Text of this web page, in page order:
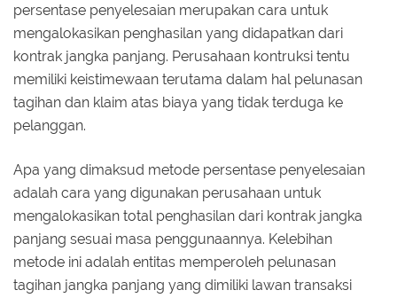
persentase penyelesaian merupakan cara untuk
mengalokasikan penghasilan yang didapatkan dari
kontrak jangka panjang. Perusahaan kontruksi tentu
memiliki keistimewaan terutama dalam hal pelunasan
tagihan dan klaim atas biaya yang tidak terduga ke
pelanggan.
Apa yang dimaksud metode persentase penyelesaian
adalah cara yang digunakan perusahaan untuk
mengalokasikan total penghasilan dari kontrak jangka
panjang sesuai masa penggunaannya. Kelebihan
metode ini adalah entitas memperoleh pelunasan
tagihan jangka panjang yang dimiliki lawan transaksi